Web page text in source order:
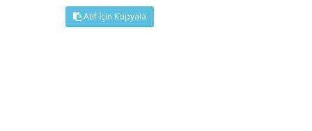
Atıf İçin Kopyala